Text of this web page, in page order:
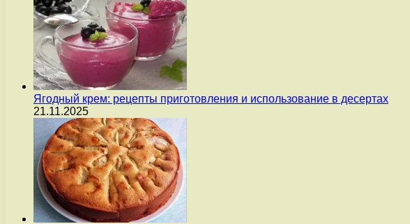
Ягодный крем: рецепты приготовления и использование в десертах
21.11.2025